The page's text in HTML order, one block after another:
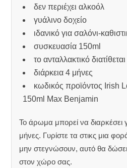
δεν περιέχει αλκοόλ
γυάλινο δοχείο
ιδανικό για σαλόνι-
συσκευασία 150ml
το ανταλλακτικό
διάρκεια 4 μήνες
κωδικός προϊόντος Irish
150ml Max Benjamin
Το άρωμα μπορεί να διαρκέσει
μήνες. Γυρίστε τα στικς μια
μην στεγνώσουν, αυτό θα
στον χώρο σας.